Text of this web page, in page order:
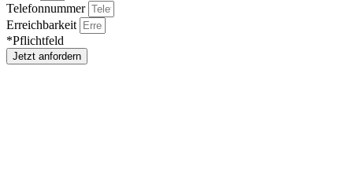
Telefonnummer
Erreichbarkeit
*Pflichtfeld
Jetzt anfordern